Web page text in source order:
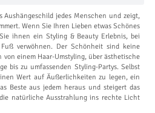
Aushängeschild jedes Menschen und zeigt,
Wenn Sie Ihren Lieben etwas Schönes
ihnen ein Styling & Beauty Erlebnis, bei
verwöhnen. Der Schönheit sind keine
von einem Haar-Umstyling, über ästhetische
bis zu umfassenden Styling-Partys. Selbst
Wert auf Äußerlichkeiten zu legen, ein
Beste aus jedem heraus und steigert das
natürliche Ausstrahlung ins rechte Licht